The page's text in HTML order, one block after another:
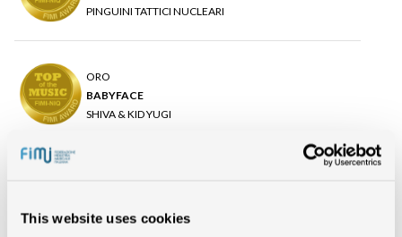
This website uses cookies
PINGUINI TATTICI NUCLEARI
ORO
BABYFACE
SHIVA & KID YUGI
LUCILLA